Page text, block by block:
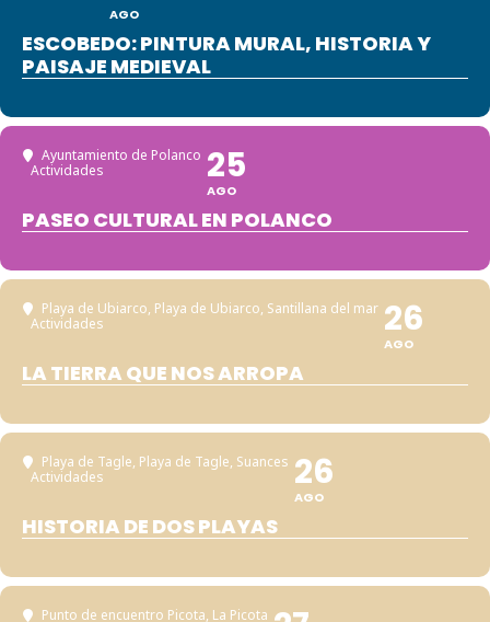
AGO
ESCOBEDO: PINTURA MURAL, HISTORIA Y
PAISAJE MEDIEVAL
Ayuntamiento de Polanco
Actividades
25
AGO
PASEO CULTURAL EN POLANCO
Playa de Ubiarco, Playa de Ubiarco, Santillana del mar
Actividades
26
AGO
LA TIERRA QUE NOS ARROPA
Playa de Tagle, Playa de Tagle, Suances
Actividades
26
AGO
HISTORIA DE DOS PLAYAS
Punto de encuentro Picota, La Picota